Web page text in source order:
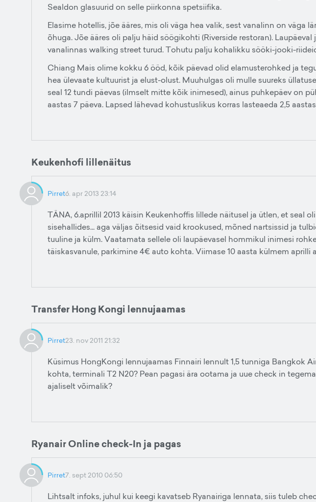
Sealdon glasuurid on selle piirkonna spetsiifika.
Elasime hotellis, jõe ääres, mis oli väga hea valik, sest vanalinn on väga
õhuga. Jõe ääres oli palju häid söögikohti (Riverside restoran). Laupäeval
vanalinnas walking street turud. Tohutu palju kohalikku sööki-jooki-
Chiang Mais olime kokku 6 ööd, kõik päevad olid elamusterohked ja
hea ülevaate kultuurist ja elust-olust. Muuhulgas oli mulle suureks
seal 12 tundi päevas (ilmselt mitte kõik inimesed), ainus puhkepäev on
aastas 7 päeva. Lapsed lähevad kohustuslikus korras lasteaeda 2,5
Keukenhofi lillenäitus
Pirret6. apr 2013 23:14
TÄNA, 6.aprillil 2013 käisin Keukenhoffis lillede näitusel ja ütlen, et seal
sisehallides... aga väljas õitsesid vaid krookused, mõned nartsissid ja
tuuline ja külm. Vaatamata sellele oli laupäevasel hommikul inimesi
täiskasvanule, parkimine 4€ auto kohta. Viimase 10 aasta külmem aprilli
Transfer Hong Kongi lennujaamas
Pirret23. nov 2011 21:32
Küsimus HongKongi lennujaamas Finnairi lennult 1,5 tunniga Bangkok
kohta, terminali T2 N20? Pean pagasi ära ootama ja uue check in
ajaliselt võimalik?
Ryanair Online check-In ja pagas
Pirret7. sept 2010 06:50
Lihtsalt infoks, juhul kui keegi kavatseb Ryanairiga lennata, siis tuleb